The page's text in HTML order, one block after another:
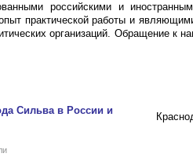
российскими и
практической работы и
организаций. Обращение к
Сильва в России и